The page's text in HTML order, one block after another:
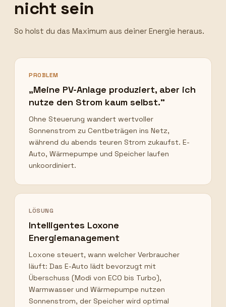
nicht sein
So holst du das Maximum aus deiner Energie heraus.
PROBLEM
„Meine PV-Anlage produziert, aber ich
nutze den Strom kaum selbst."
Ohne Steuerung wandert wertvoller
Sonnenstrom zu Centbeträgen ins Netz,
während du abends teuren Strom zukaufst. E-
Auto, Wärmepumpe und Speicher laufen
unkoordiniert.
LÖSUNG
Intelligentes Loxone
Energiemanagement
Loxone steuert, wann welcher Verbraucher
läuft: Das E-Auto lädt bevorzugt mit
Überschuss (Modi von ECO bis Turbo),
Warmwasser und Wärmepumpe nutzen
Sonnenstrom, der Speicher wird optimal